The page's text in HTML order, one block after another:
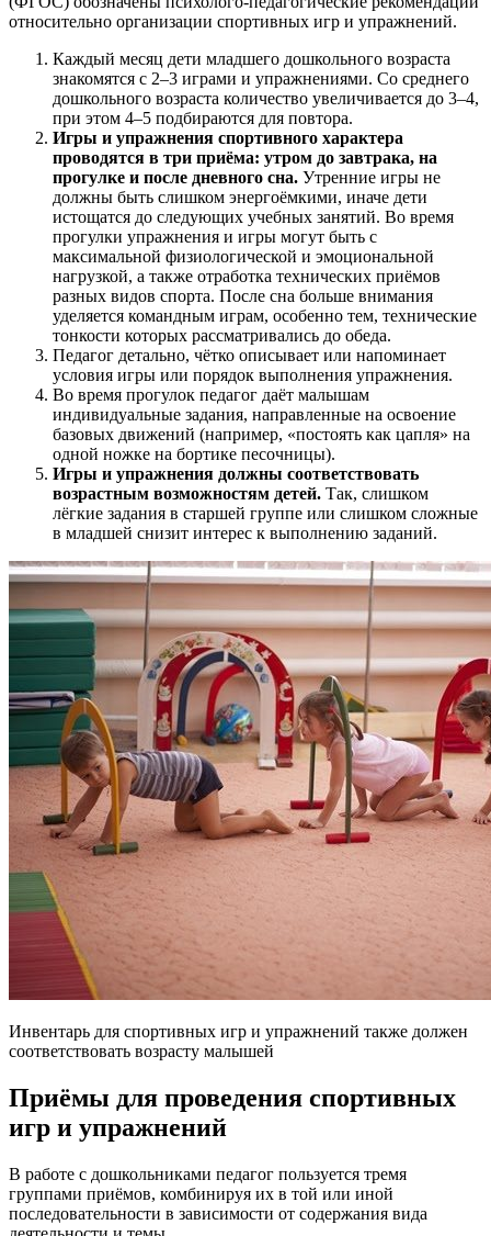
относительно организации спортивных игр и упражнений.
Каждый месяц дети младшего дошкольного возраста
знакомятся с 2–3 играми и упражнениями. Со среднего
дошкольного возраста количество увеличивается до 3–4,
при этом 4–5 подбираются для повтора.
Игры и упражнения спортивного характера
проводятся в три приёма: утром до завтрака, на
прогулке и после дневного сна. Утренние игры не
должны быть слишком энергоёмкими, иначе дети
истощатся до следующих учебных занятий. Во время
прогулки упражнения и игры могут быть с
максимальной физиологической и эмоциональной
нагрузкой, а также отработка технических приёмов
разных видов спорта. После сна больше внимания
уделяется командным играм, особенно тем, технические
тонкости которых рассматривались до обеда.
Педагог детально, чётко описывает или напоминает
условия игры или порядок выполнения упражнения.
Во время прогулок педагог даёт малышам
индивидуальные задания, направленные на освоение
базовых движений (например, «постоять как цапля» на
одной ножке на бортике песочницы).
Игры и упражнения должны соответствовать
возрастным возможностям детей. Так, слишком
лёгкие задания в старшей группе или слишком сложные
в младшей снизит интерес к выполнению заданий.
Инвентарь для спортивных игр и упражнений также должен
соответствовать возрасту малышей
Приёмы для проведения спортивных
игр и упражнений
В работе с дошкольниками педагог пользуется тремя
группами приёмов, комбинируя их в той или иной
последовательности в зависимости от содержания вида